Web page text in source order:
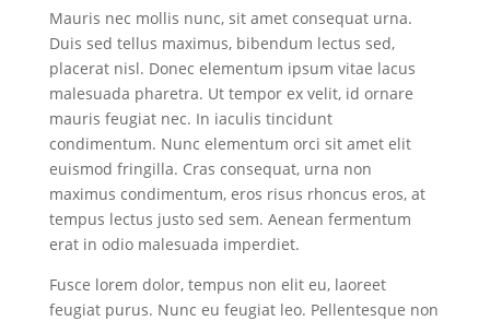
Mauris nec mollis nunc, sit amet consequat urna.
Duis sed tellus maximus, bibendum lectus sed,
placerat nisl. Donec elementum ipsum vitae lacus
malesuada pharetra. Ut tempor ex velit, id ornare
mauris feugiat nec. In iaculis tincidunt
condimentum. Nunc elementum orci sit amet elit
euismod fringilla. Cras consequat, urna non
maximus condimentum, eros risus rhoncus eros, at
tempus lectus justo sed sem. Aenean fermentum
erat in odio malesuada imperdiet.
Fusce lorem dolor, tempus non elit eu, laoreet
feugiat purus. Nunc eu feugiat leo. Pellentesque non